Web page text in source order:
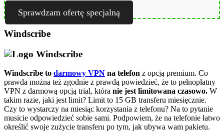
Sprawdzam ofertę specjalną
Windscribe
Windscribe to darmowy VPN na telefon z opcją premium. Co
prawda można też zgodnie z prawdą powiedzieć, że to pełnopłatny
VPN z darmową opcją trial, która nie jest limitowana czasowo. W
takim razie, jaki jest limit? Limit to 15 GB transferu miesięcznie.
Czy to wystarczy na miesiąc korzystania z telefonu? Na to pytanie
musicie odpowiedzieć sobie sami. Podpowiem, że na telefonie łatwo
określić swoje zużycie transferu po tym, jak ubywa wam pakietu.